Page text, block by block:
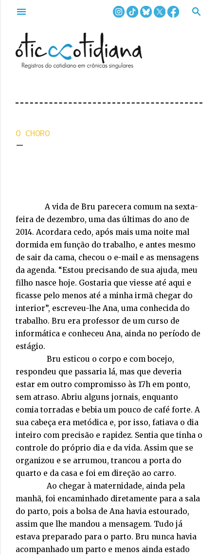
Pular para o conteúdo principal
O CHORO
A vida de Bru parecera comum na sexta-
feira de dezembro, uma das últimas do ano de
2014. Acordara cedo, após mais uma noite mal
dormida em função do trabalho, e antes mesmo
de sair da cama, checou o e-mail e as mensagens
da agenda. “Estou precisando de sua ajuda, meu
filho nasce hoje. Gostaria que viesse até aqui e
ficasse pelo menos até a minha irmã chegar do
interior”, escreveu-lhe Ana, uma conhecida do
trabalho. Bru era professor de um curso de
informática e conheceu Ana, ainda no período de
estágio.
Bru esticou o corpo e com bocejo,
respondeu que passaria lá, mas que deveria
estar em outro compromisso às 17h em ponto,
sem atraso. Abriu alguns jornais, enquanto
comia torradas e bebia um pouco de café forte. A
sua cabeça era metódica e, por isso, fatiava o dia
inteiro com precisão e rapidez. Sentia que tinha o
controle do próprio dia e da vida. Assim que se
organizou e se arrumou, trancou a porta do
quarto e da casa e foi em direção ao carro.
Ao chegar à maternidade, ainda pela
manhã, foi encaminhado diretamente para a sala
do parto, pois a bolsa de Ana havia estourado,
assim que lhe mandou a mensagem. Tudo já
estava preparado para o parto. Bru nunca havia
acompanhado um parto e menos ainda estado